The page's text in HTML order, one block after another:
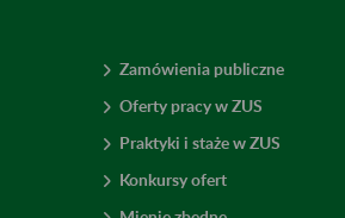
Zamówienia publiczne
Oferty pracy w ZUS
Praktyki i staże w ZUS
Konkursy ofert